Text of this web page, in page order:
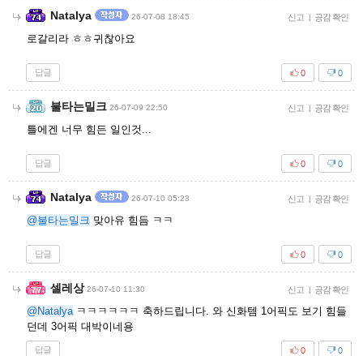
Natalya 26-07-08 18:45 신고 | 공감 확인
로갈리라 ㅎㅎ귀찮아요
답글 0
0
불타는밀크 26-07-09 22:50 신고 | 공감 확인
틀에겐 너무 힘든 일인것...
답글 0
0
Natalya 26-07-10 05:23 신고 | 공감 확인
@불타는밀크 맞아유 힘듬 ㅋㅋ
답글 0
0
셀레상 26-07-10 11:30 신고 | 공감 확인
@Natalyaㅋㅋㅋㅋㅋㅋ 축하드립니다. 와 신화템 1어픽도 보기 힘들
던데 3어픽 대박이네용
답글 0
0